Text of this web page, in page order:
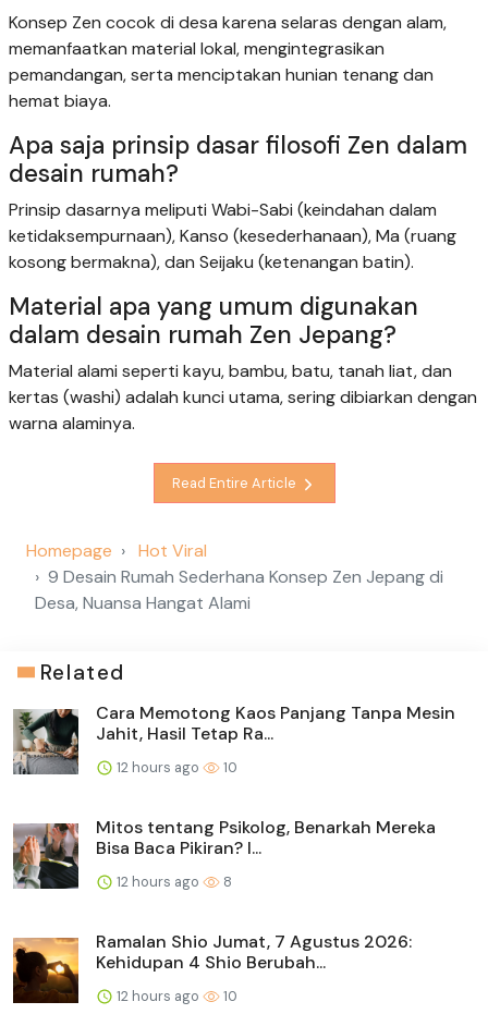
Konsep Zen cocok di desa karena selaras dengan alam,
memanfaatkan material lokal, mengintegrasikan
pemandangan, serta menciptakan hunian tenang dan
hemat biaya.
Apa saja prinsip dasar filosofi Zen dalam
desain rumah?
Prinsip dasarnya meliputi Wabi-Sabi (keindahan dalam
ketidaksempurnaan), Kanso (kesederhanaan), Ma (ruang
kosong bermakna), dan Seijaku (ketenangan batin).
Material apa yang umum digunakan
dalam desain rumah Zen Jepang?
Material alami seperti kayu, bambu, batu, tanah liat, dan
kertas (washi) adalah kunci utama, sering dibiarkan dengan
warna alaminya.
Read Entire Article
Homepage
Hot Viral
9 Desain Rumah Sederhana Konsep Zen Jepang di
Desa, Nuansa Hangat Alami
Related
Cara Memotong Kaos Panjang Tanpa Mesin
Jahit, Hasil Tetap Ra...
12 hours ago 10
Mitos tentang Psikolog, Benarkah Mereka
Bisa Baca Pikiran? I...
12 hours ago 8
Ramalan Shio Jumat, 7 Agustus 2026:
Kehidupan 4 Shio Berubah...
12 hours ago 10